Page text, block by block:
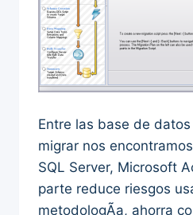
Entre las base de
migrar nos
SQL Server, Microsoft
parte reduce riesgos
metodologÃ­a, ahorra